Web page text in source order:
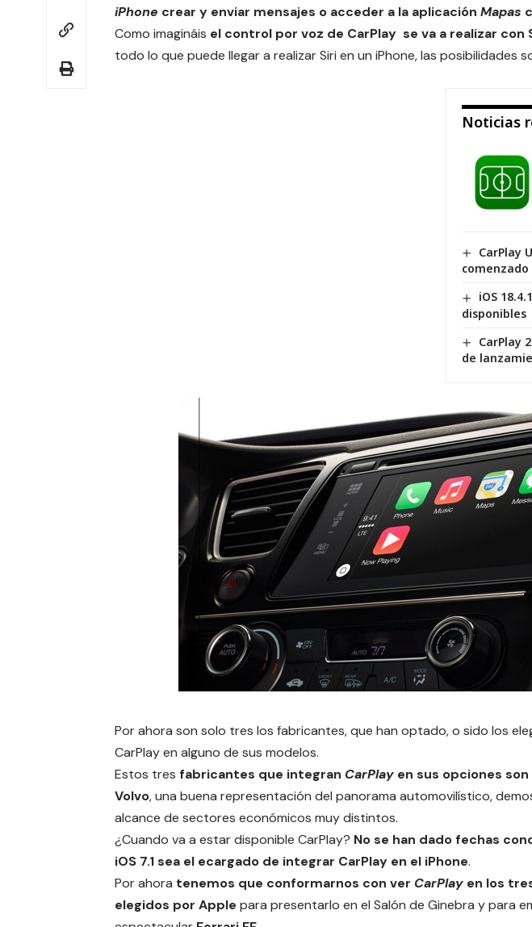
iPhone crear y enviar mensajes o acceder a la aplicación Mapas
Como imagináis el control por voz de CarPlay se va a realizar con
todo lo que puede llegar a realizar Siri en un iPhone, las posibilidades
Noticias
CarPlay
comenzado
iOS
disponibles
CarPlay
de
Por ahora son solo tres los fabricantes, que han optado, o sido los
CarPlay en alguno de sus modelos.
Estos tres fabricantes que integran CarPlay en sus opciones
Volvo, una buena representación del panorama automovilístico,
alcance de sectores económicos muy distintos.
¿Cuando va a estar disponible CarPlay? No se han dado fechas
iOS 7.1 sea el ecargado de integrar CarPlay en el iPhone.
Por ahora tenemos que conformarnos con ver CarPlay en los
elegidos por Apple para presentarlo en el Salón de Ginebra y para